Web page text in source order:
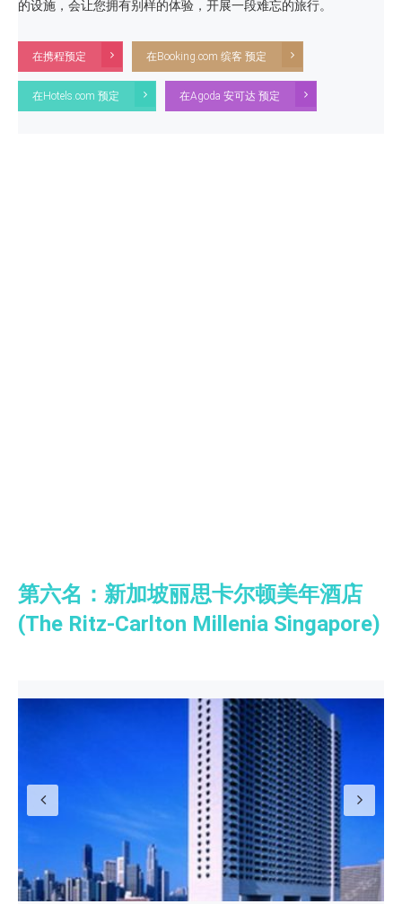
的设施，会让您拥有别样的体验，开展一段难忘的旅行。
在携程预定 在Booking.com 缤客 预定
在Hotels.com 预定 在Agoda 安可达 预定
第六名：新加坡丽思卡尔顿美年酒店
(The Ritz-Carlton Millenia Singapore)
Previous